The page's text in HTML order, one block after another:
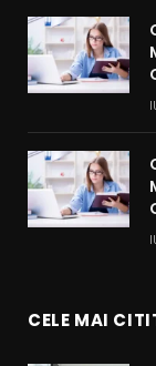
CELE MAI